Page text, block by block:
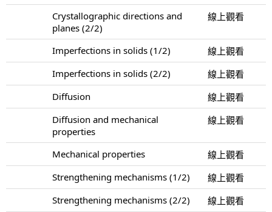
Crystallographic directions and
planes (2/2)
線上觀看
Imperfections in solids (1/2)
線上觀看
Imperfections in solids (2/2)
線上觀看
Diffusion
線上觀看
Diffusion and mechanical
properties
線上觀看
Mechanical properties
線上觀看
Strengthening mechanisms (1/2)
線上觀看
Strengthening mechanisms (2/2)
線上觀看